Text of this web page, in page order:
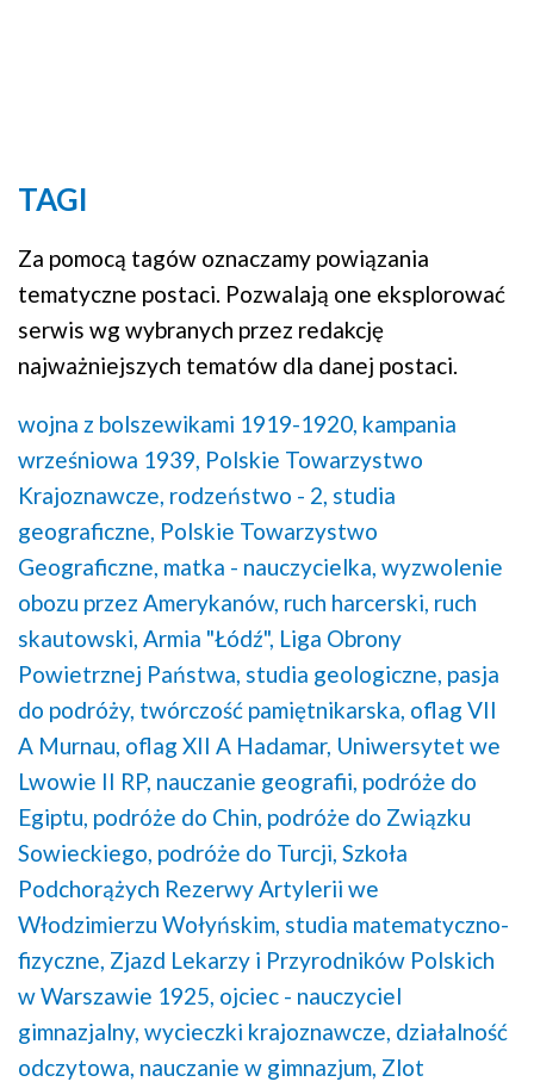
TAGI
Za pomocą tagów oznaczamy powiązania
tematyczne postaci. Pozwalają one eksplorować
serwis wg wybranych przez redakcję
najważniejszych tematów dla danej postaci.
wojna z bolszewikami 1919-1920, kampania
wrześniowa 1939, Polskie Towarzystwo
Krajoznawcze, rodzeństwo - 2, studia
geograficzne, Polskie Towarzystwo
Geograficzne, matka - nauczycielka, wyzwolenie
obozu przez Amerykanów, ruch harcerski, ruch
skautowski, Armia "Łódź", Liga Obrony
Powietrznej Państwa, studia geologiczne, pasja
do podróży, twórczość pamiętnikarska, oflag VII
A Murnau, oflag XII A Hadamar, Uniwersytet we
Lwowie II RP, nauczanie geografii, podróże do
Egiptu, podróże do Chin, podróże do Związku
Sowieckiego, podróże do Turcji, Szkoła
Podchorążych Rezerwy Artylerii we
Włodzimierzu Wołyńskim, studia matematyczno-
fizyczne, Zjazd Lekarzy i Przyrodników Polskich
w Warszawie 1925, ojciec - nauczyciel
gimnazjalny, wycieczki krajoznawcze, działalność
odczytowa, nauczanie w gimnazjum, Zlot